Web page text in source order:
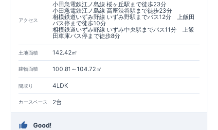
アクセス
小田急電鉄江ノ島線 桜ヶ丘駅まで徒歩23分
小田急電鉄江ノ島線 高座渋谷駅まで徒歩23分
相模鉄道いずみ野線 いずみ野駅までバス12分 上飯田
バス停まで徒歩10分
相模鉄道いずみ野線 いずみ中央駅までバス11分 上飯
田車庫バス停まで徒歩8分
土地面積 142.42㎡
建物面積 100.81～104.72㎡
間取り 4LDK
カースペース 2台
Good!